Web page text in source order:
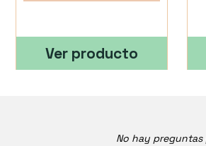
Ver producto
No hay